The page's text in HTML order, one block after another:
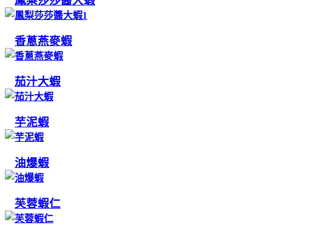
香蔥燕麥蝦
茄汁大蝦
芋泥蝦
油爆蝦
芙蓉蝦仁